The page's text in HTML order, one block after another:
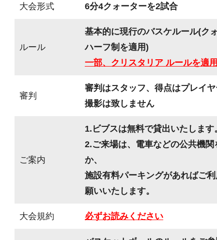
大会形式 6分4クォーターを2試合
ルール
基本的に現行のバスケルール(ク
ハーフ制を適用)
一部、クリスタリア ルールを適
審判
審判はスタッフ、得点はプレイ
撮影は致しません
ご案内
1.ビブスは無料で貸出いたします
2.ご来場は、電車などの公共機
か、
施設有料パーキングがあればご
願いいたします。
大会規約 必ずお読みください